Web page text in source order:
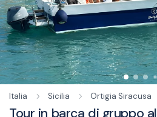
Italia Sicilia Ortigia Siracusa
Tour in barca di gruppo